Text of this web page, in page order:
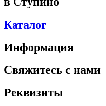
Каталог
Информация
Свяжитесь с нами
Реквизиты